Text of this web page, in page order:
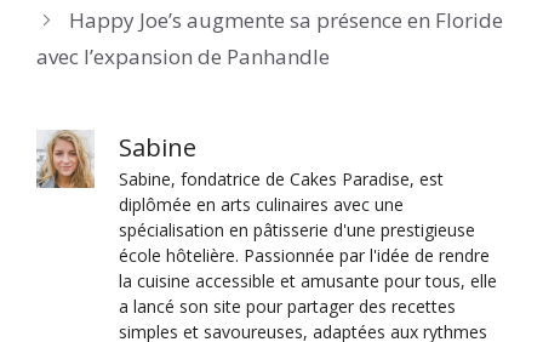
Happy Joe’s augmente sa présence en Floride
avec l’expansion de Panhandle
Sabine
Sabine, fondatrice de Cakes Paradise, est
diplômée en arts culinaires avec une
spécialisation en pâtisserie d'une prestigieuse
école hôtelière. Passionnée par l'idée de rendre
la cuisine accessible et amusante pour tous, elle
a lancé son site pour partager des recettes
simples et savoureuses, adaptées aux rythmes